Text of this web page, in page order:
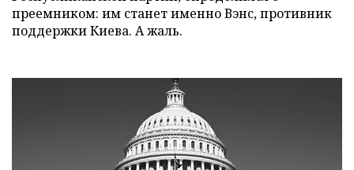
преемником: им станет именно Вэнс, противник
поддержки Киева. А жаль.